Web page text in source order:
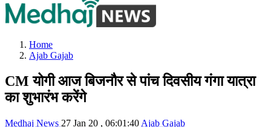
Home
Ajab Gajab
CM योगी आज बिजनौर से पांच दिवसीय गंगा यात्रा
का शुभारंभ करेंगे
Medhaj News 27 Jan 20 , 06:01:40 Ajab Gajab